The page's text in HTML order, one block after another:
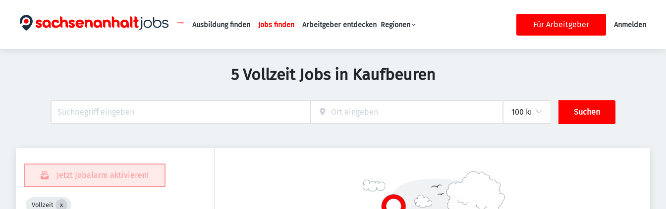
Haupt-Navigation
Ausbildung finden Jobs finden Arbeitgeber entdecken Regionen Für Arbeitgeber Anmelden
5 Vollzeit Jobs in Kaufbeuren
Suchen
Jetzt Jobalarm aktivieren!
Vollzeit